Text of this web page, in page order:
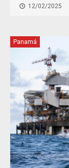
12/02/2025
Panamá